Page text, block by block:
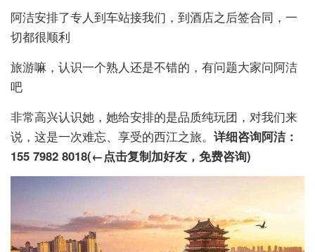
阿洁安排了专人到车站接我们，到酒店之后签合同，一
切都很顺利
旅游嘛，认识一个熟人还是不错的，有问题大家问阿洁
吧
非常高兴认识她，她给安排的是品质纯玩团，对我们来
说，这是一次难忘、享受的西江之旅。 详细咨询阿洁：
155 7982 8018(←点击复制加好友，免费咨询)